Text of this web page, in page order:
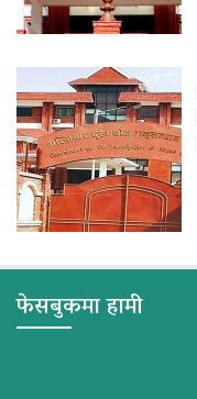
फेसबुकमा हामी